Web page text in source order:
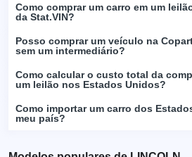
Como comprar um carro em um
da Stat.VIN?
Posso comprar um veículo na
sem um intermediário?
Como calcular o custo total da
um leilão nos Estados Unidos?
Como importar um carro dos
meu país?